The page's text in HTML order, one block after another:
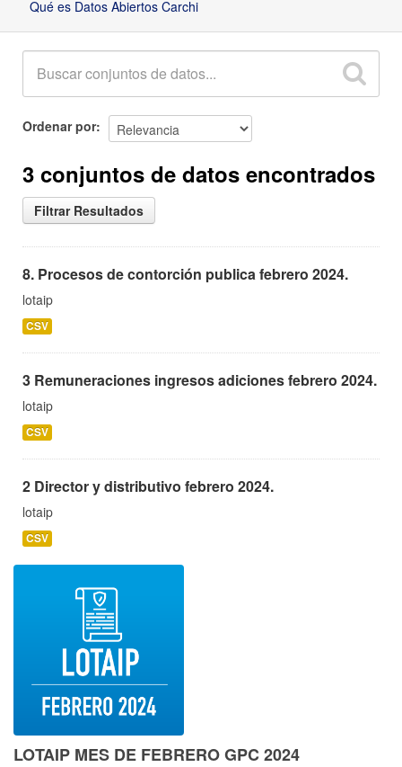
Qué es Datos Abiertos Carchi
Ordenar por
3 conjuntos de datos encontrados
Filtrar Resultados
8. Procesos de contorción publica febrero 2024.
lotaip
CSV
3 Remuneraciones ingresos adiciones febrero 2024.
lotaip
CSV
2 Director y distributivo febrero 2024.
lotaip
CSV
LOTAIP MES DE FEBRERO GPC 2024